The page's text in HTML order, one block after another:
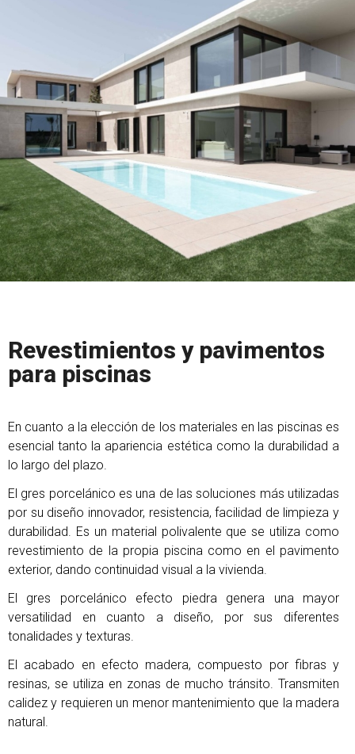
Revestimientos y pavimentos
para piscinas
En cuanto a la elección de los materiales en las piscinas es
esencial tanto la apariencia estética como la durabilidad a
lo largo del plazo.
El gres porcelánico es una de las soluciones más utilizadas
por su diseño innovador, resistencia, facilidad de limpieza y
durabilidad. Es un material polivalente que se utiliza como
revestimiento de la propia piscina como en el pavimento
exterior, dando continuidad visual a la vivienda.
El gres porcelánico efecto piedra genera una mayor
versatilidad en cuanto a diseño, por sus diferentes
tonalidades y texturas.
El acabado en efecto madera, compuesto por fibras y
resinas, se utiliza en zonas de mucho tránsito. Transmiten
calidez y requieren un menor mantenimiento que la madera
natural.